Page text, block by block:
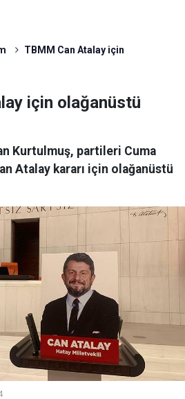
TBMM Can Atalay için
için olağanüstü
Kurtulmuş, partileri Cuma
Atalay kararı için olağanüstü